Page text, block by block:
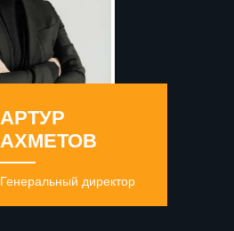
Генеральный директор
АРТУР
АХМЕТОВ